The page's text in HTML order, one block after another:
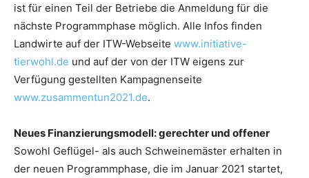
ist für einen Teil der Betriebe die Anmeldung für die
nächste Programmphase möglich. Alle Infos finden
Landwirte auf der ITW-Webseite www.initiative-
tierwohl.de und auf der von der ITW eigens zur
Verfügung gestellten Kampagnenseite
www.zusammentun2021.de.
Neues Finanzierungsmodell: gerechter und offener
Sowohl Geflügel- als auch Schweinemäster erhalten in
der neuen Programmphase, die im Januar 2021 startet,